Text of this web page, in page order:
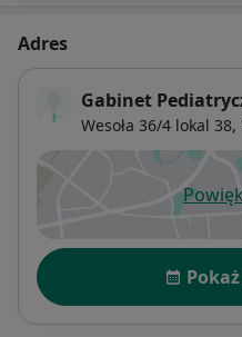
Adres
Gabinet
Wesoła 36/4 lokal 38,
Dostępność